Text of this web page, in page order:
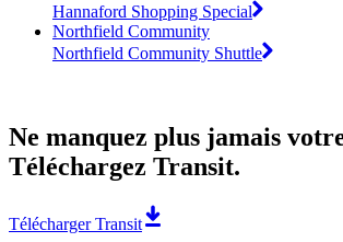
Hannaford Shopping Special
Northfield Community
Northfield Community Shuttle
Ne manquez plus jamais
Téléchargez Transit.
Télécharger Transit